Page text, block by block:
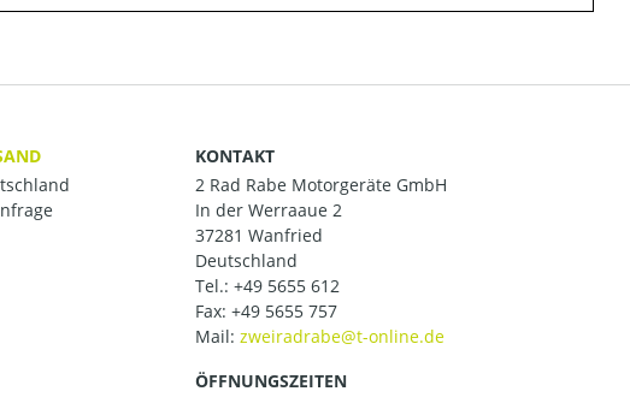
KONTAKT
2 Rad Rabe Motorgeräte GmbH
In der Werraaue 2
37281 Wanfried
Deutschland
Tel.: +49 5655 612
Fax: +49 5655 757
Mail:
ÖFFNUNGSZEITEN